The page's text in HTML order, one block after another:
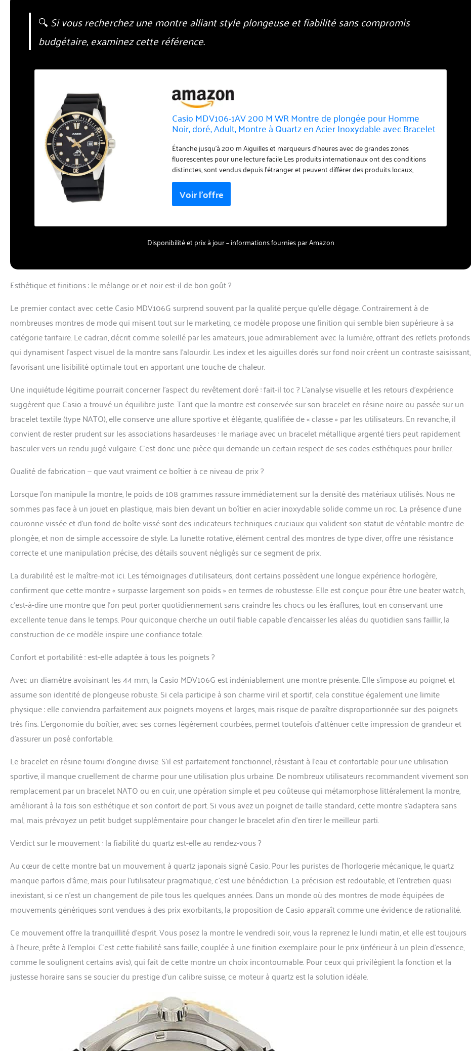
🔍Si vous recherchez une montre alliant style plongeuse et fiabilité sans compromis
budgétaire, examinez cette référence.
Casio MDV106-1AV 200 M WR Montre de plongée pour Homme
Noir, doré, Adult, Montre à Quartz en Acier Inoxydable avec Bracelet
en résine inspirée des plongeurs
Étanche jusqu'à 200 m Aiguilles et marqueurs d'heures avec de grandes zones
fluorescentes pour une lecture facile Les produits internationaux ont des conditions
distinctes, sont vendus depuis l'étranger et peuvent différer des produits locaux,
notamment en ce qui concerne l'ajustement, la classification par âge et la langue du
produit, l'étiquetage ou les instructions.
Disponibilité et prix à jour – informations fournies par Amazon
Esthétique et finitions : le mélange or et noir est-il de bon goût ?
Le premier contact avec cette Casio MDV106G surprend souvent par la qualité perçue qu’elle dégage. Contrairement à de
nombreuses montres de mode qui misent tout sur le marketing, ce modèle propose une finition qui semble bien supérieure à sa
catégorie tarifaire. Le cadran, décrit comme soleillé par les amateurs, joue admirablement avec la lumière, offrant des reflets profonds
qui dynamisent l’aspect visuel de la montre sans l’alourdir. Les index et les aiguilles dorés sur fond noir créent un contraste saisissant,
favorisant une lisibilité optimale tout en apportant une touche de chaleur.
Une inquiétude légitime pourrait concerner l’aspect du revêtement doré : fait-il toc ? L’analyse visuelle et les retours d’expérience
suggèrent que Casio a trouvé un équilibre juste. Tant que la montre est conservée sur son bracelet en résine noire ou passée sur un
bracelet textile (type NATO), elle conserve une allure sportive et élégante, qualifiée de « classe » par les utilisateurs. En revanche, il
convient de rester prudent sur les associations hasardeuses : le mariage avec un bracelet métallique argenté tiers peut rapidement
basculer vers un rendu jugé vulgaire. C’est donc une pièce qui demande un certain respect de ses codes esthétiques pour briller.
Qualité de fabrication — que vaut vraiment ce boîtier à ce niveau de prix ?
Lorsque l’on manipule la montre, le poids de 108 grammes rassure immédiatement sur la densité des matériaux utilisés. Nous ne
sommes pas face à un jouet en plastique, mais bien devant un boîtier en acier inoxydable solide comme un roc. La présence d’une
couronne vissée et d’un fond de boîte vissé sont des indicateurs techniques cruciaux qui valident son statut de véritable montre de
plongée, et non de simple accessoire de style. La lunette rotative, élément central des montres de type diver, offre une résistance
correcte et une manipulation précise, des détails souvent négligés sur ce segment de prix.
La durabilité est le maître-mot ici. Les témoignages d’utilisateurs, dont certains possèdent une longue expérience horlogère,
confirment que cette montre « surpasse largement son poids » en termes de robustesse. Elle est conçue pour être une beater watch,
c’est-à-dire une montre que l’on peut porter quotidiennement sans craindre les chocs ou les éraflures, tout en conservant une
excellente tenue dans le temps. Pour quiconque cherche un outil fiable capable d’encaisser les aléas du quotidien sans faillir, la
construction de ce modèle inspire une confiance totale.
Confort et portabilité : est-elle adaptée à tous les poignets ?
Avec un diamètre avoisinant les 44 mm, la Casio MDV106G est indéniablement une montre présente. Elle s’impose au poignet et
assume son identité de plongeuse robuste. Si cela participe à son charme viril et sportif, cela constitue également une limite
physique : elle conviendra parfaitement aux poignets moyens et larges, mais risque de paraître disproportionnée sur des poignets
très fins. L’ergonomie du boîtier, avec ses cornes légèrement courbées, permet toutefois d’atténuer cette impression de grandeur et
d’assurer un posé confortable.
Le bracelet en résine fourni d’origine divise. S’il est parfaitement fonctionnel, résistant à l’eau et confortable pour une utilisation
sportive, il manque cruellement de charme pour une utilisation plus urbaine. De nombreux utilisateurs recommandent vivement son
remplacement par un bracelet NATO ou en cuir, une opération simple et peu coûteuse qui métamorphose littéralement la montre,
améliorant à la fois son esthétique et son confort de port. Si vous avez un poignet de taille standard, cette montre s’adaptera sans
mal, mais prévoyez un petit budget supplémentaire pour changer le bracelet afin d’en tirer le meilleur parti.
Verdict sur le mouvement : la fiabilité du quartz est-elle au rendez-vous ?
Au cœur de cette montre bat un mouvement à quartz japonais signé Casio. Pour les puristes de l’horlogerie mécanique, le quartz
manque parfois d’âme, mais pour l’utilisateur pragmatique, c’est une bénédiction. La précision est redoutable, et l’entretien quasi
inexistant, si ce n’est un changement de pile tous les quelques années. Dans un monde où des montres de mode équipées de
mouvements génériques sont vendues à des prix exorbitants, la proposition de Casio apparaît comme une évidence de rationalité.
Ce mouvement offre la tranquillité d’esprit. Vous posez la montre le vendredi soir, vous la reprenez le lundi matin, et elle est toujours
à l’heure, prête à l’emploi. C’est cette fiabilité sans faille, couplée à une finition exemplaire pour le prix (inférieur à un plein d’essence,
comme le soulignent certains avis), qui fait de cette montre un choix incontournable. Pour ceux qui privilégient la fonction et la
justesse horaire sans se soucier du prestige d’un calibre suisse, ce moteur à quartz est la solution idéale.